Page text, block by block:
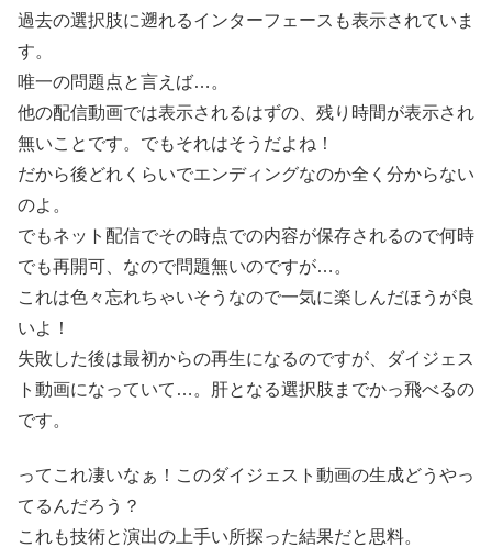
過去の選択肢に遡れるインターフェースも表示されていま
す。
唯一の問題点と言えば…。
他の配信動画では表示されるはずの、残り時間が表示され
無いことです。でもそれはそうだよね！
だから後どれくらいでエンディングなのか全く分からない
のよ。
でもネット配信でその時点での内容が保存されるので何時
でも再開可、なので問題無いのですが…。
これは色々忘れちゃいそうなので一気に楽しんだほうが良
いよ！
失敗した後は最初からの再生になるのですが、ダイジェス
ト動画になっていて…。肝となる選択肢までかっ飛べるの
です。
ってこれ凄いなぁ！このダイジェスト動画の生成どうやっ
てるんだろう？
これも技術と演出の上手い所探った結果だと思料。